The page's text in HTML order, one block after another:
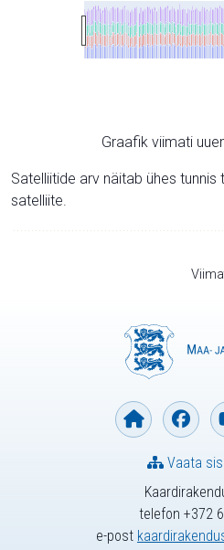
Graafik viimati
Satelliitide arv näitab ühes
satelliite.
telefon +372
e-post
Vaata